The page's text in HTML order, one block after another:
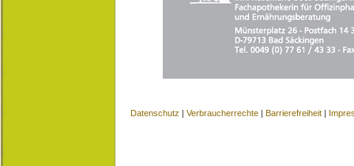
Datenschutz | Verbraucherrechte | Barrierefreiheit |